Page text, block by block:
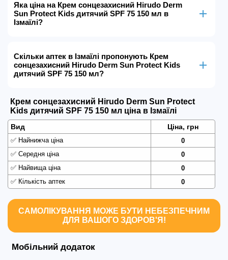
Яка ціна на Крем сонцезахисний Hirudo Derm
Sun Protect Kids дитячий SPF 75 150 мл в
Ізмаїлі?
Скільки аптек в Ізмаїлі пропонують Крем
сонцезахисний Hirudo Derm Sun Protect Kids
дитячий SPF 75 150 мл?
Крем сонцезахисний Hirudo Derm Sun Protect
Kids дитячий SPF 75 150 мл ціна в Ізмаїлі
Вид Ціна, грн
✅ Найнижча ціна
0
✅ Середня ціна
0
✅ Найвища ціна
0
✅ Кількість аптек 0
САМОЛІКУВАННЯ МОЖЕ БУТИ НЕБЕЗПЕЧНИМ
ДЛЯ ВАШОГО ЗДОРОВ'Я!
Мобільний додаток